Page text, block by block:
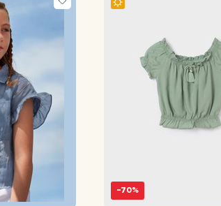
-70%